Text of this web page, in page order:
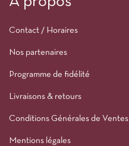
Contact / Horaires
Nos partenaires
Programme de fidélité
Livraisons & retours
Conditions Générales de Ventes
Mentions légales